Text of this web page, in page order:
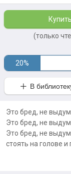
(только
20%
В
Это бред, не
Это бред, не
Это бред, не
стоять на голове